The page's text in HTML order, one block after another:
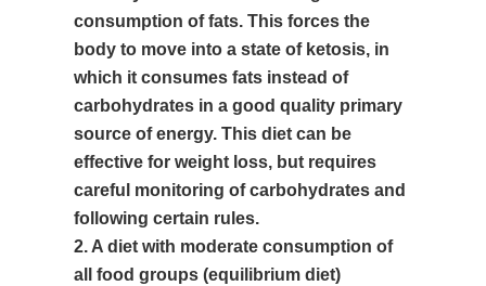
consumption of fats. This forces the
body to move into a state of ketosis, in
which it consumes fats instead of
carbohydrates in a good quality primary
source of energy. This diet can be
effective for weight loss, but requires
careful monitoring of carbohydrates and
following certain rules.
2. A diet with moderate consumption of
all food groups (equilibrium diet)